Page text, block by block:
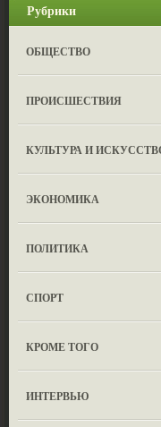
Рубрики
ОБЩЕСТВО
ПРОИСШЕСТВИЯ
КУЛЬТУРА И
ЭКОНОМИКА
ПОЛИТИКА
СПОРТ
КРОМЕ ТОГО
ИНТЕРВЬЮ